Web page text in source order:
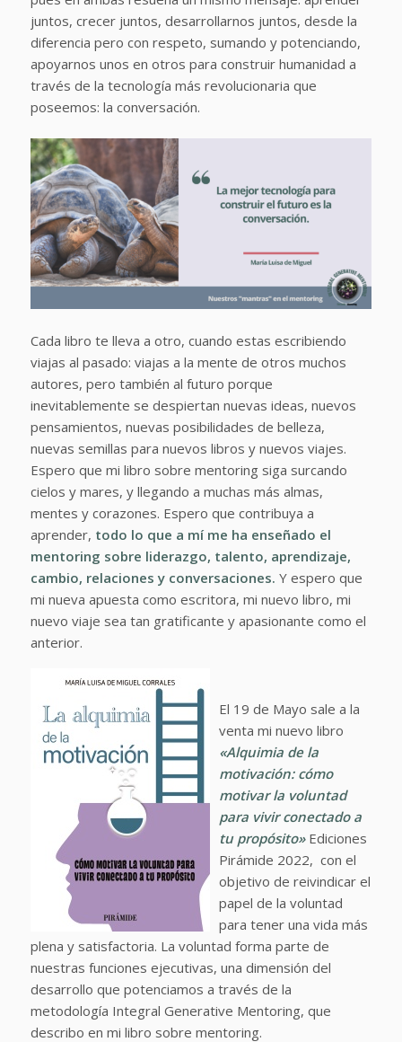
juntos, crecer juntos, desarrollarnos juntos, desde la
diferencia pero con respeto, sumando y potenciando,
apoyarnos unos en otros para construir humanidad a
través de la tecnología más revolucionaria que
poseemos: la conversación.
Cada libro te lleva a otro, cuando estas escribiendo
viajas al pasado: viajas a la mente de otros muchos
autores, pero también al futuro porque
inevitablemente se despiertan nuevas ideas, nuevos
pensamientos, nuevas posibilidades de belleza,
nuevas semillas para nuevos libros y nuevos viajes.
Espero que mi libro sobre mentoring siga surcando
cielos y mares, y llegando a muchas más almas,
mentes y corazones. Espero que contribuya a
aprender, todo lo que a mí me ha enseñado el
mentoring sobre liderazgo, talento, aprendizaje,
cambio, relaciones y conversaciones. Y espero que
mi nueva apuesta como escritora, mi nuevo libro, mi
nuevo viaje sea tan gratificante y apasionante como el
anterior.
El 19 de Mayo sale a la
venta mi nuevo libro
«Alquimia de la
motivación: cómo
motivar la voluntad
para vivir conectado a
tu propósito»Ediciones
Pirámide 2022, con el
objetivo de reivindicar el
papel de la voluntad
para tener una vida más
plena y satisfactoria. La voluntad forma parte de
nuestras funciones ejecutivas, una dimensión del
desarrollo que potenciamos a través de la
metodología Integral Generative Mentoring, que
describo en mi libro sobre mentoring.